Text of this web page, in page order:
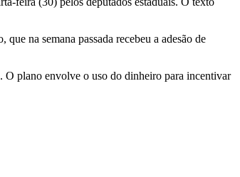
na semana passada recebeu a adesão de
plano envolve o uso do dinheiro para incentivar